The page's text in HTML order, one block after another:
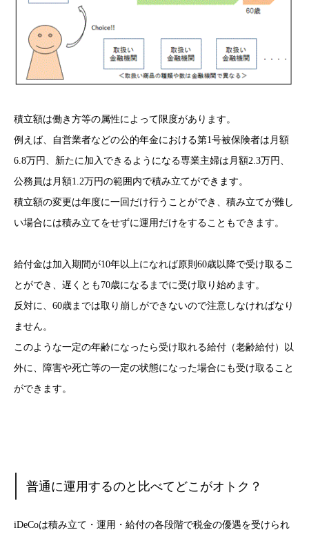
積立額は働き方等の属性によって限度があります。
例えば、自営業者などの公的年金における第1号被保険者は月額
6.8万円、新たに加入できるようになる専業主婦は月額2.3万円、
公務員は月額1.2万円の範囲内で積み立てができます。
積立額の変更は年度に一回だけ行うことができ、積み立てが難し
い場合には積み立てをせずに運用だけをすることもできます。
給付金は加入期間が10年以上になれば原則60歳以降で受け取るこ
とができ、遅くとも70歳になるまでに受け取り始めます。
反対に、60歳までは取り崩しができないので注意しなければなり
ません。
このような一定の年齢になったら受け取れる給付（老齢給付）以
外に、障害や死亡等の一定の状態になった場合にも受け取ること
ができます。
普通に運用するのと比べてどこがオトク？
iDeCoは積み立て・運用・給付の各段階で税金の優遇を受けられ